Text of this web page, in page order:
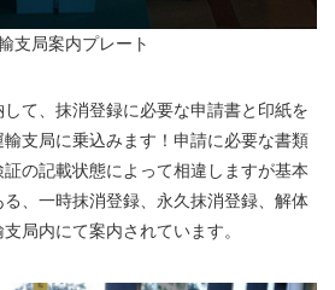
支局案内プレート
て、抹消登録に必要な申請書と印紙を
支局に乗込みます！申請に必要な書類
の記載状態によって相違しますが基本
、一時抹消登録、永久抹消登録、解体
局内にて案内されています。